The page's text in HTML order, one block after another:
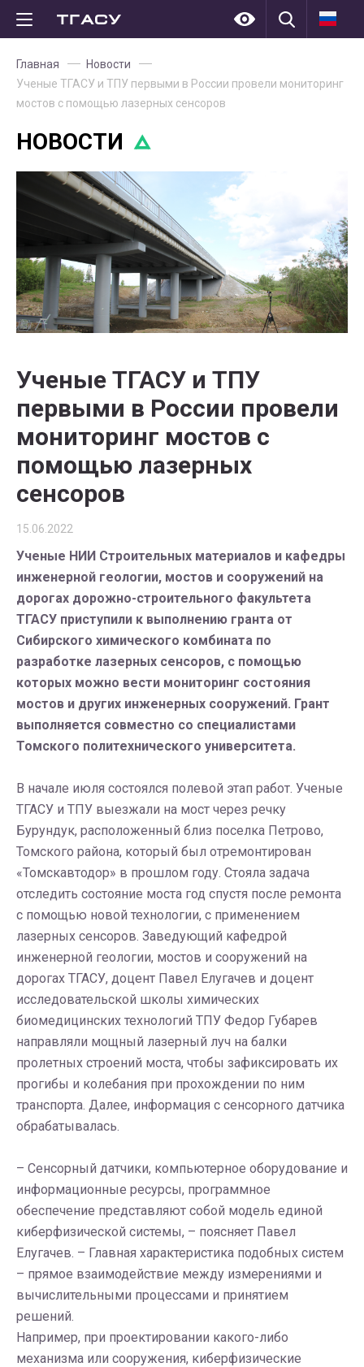
Главная
Новости
Ученые ТГАСУ и ТПУ первыми в России провели мониторинг
мостов с помощью лазерных сенсоров
НОВОСТИ
Ученые ТГАСУ и ТПУ
первыми в России провели
мониторинг мостов с
помощью лазерных
сенсоров
15.06.2022
Ученые НИИ Строительных материалов и кафедры
инженерной геологии, мостов и сооружений на
дорогах дорожно-строительного факультета
ТГАСУ приступили к выполнению гранта от
Сибирского химического комбината по
разработке лазерных сенсоров, с помощью
которых можно вести мониторинг состояния
мостов и других инженерных сооружений. Грант
выполняется совместно со специалистами
Томского политехнического университета.
В начале июля состоялся полевой этап работ. Ученые
ТГАСУ и ТПУ выезжали на мост через речку
Бурундук, расположенный близ поселка Петрово,
Томского района, который был отремонтирован
«Томскавтодор» в прошлом году. Стояла задача
отследить состояние моста год спустя после ремонта
с помощью новой технологии, с применением
лазерных сенсоров. Заведующий кафедрой
инженерной геологии, мостов и сооружений на
дорогах ТГАСУ, доцент Павел Елугачев и доцент
исследовательской школы химических
биомедицинских технологий ТПУ Федор Губарев
направляли мощный лазерный луч на балки
пролетных строений моста, чтобы зафиксировать их
прогибы и колебания при прохождении по ним
транспорта. Далее, информация с сенсорного датчика
обрабатывалась.
– Сенсорный датчики, компьютерное оборудование и
информационные ресурсы, программное
обеспечение представляют собой модель единой
киберфизической системы, – поясняет Павел
Елугачев. – Главная характеристика подобных систем
– прямое взаимодействие между измерениями и
вычислительными процессами и принятием
решений.
Например, при проектировании какого-либо
механизма или сооружения, киберфизические